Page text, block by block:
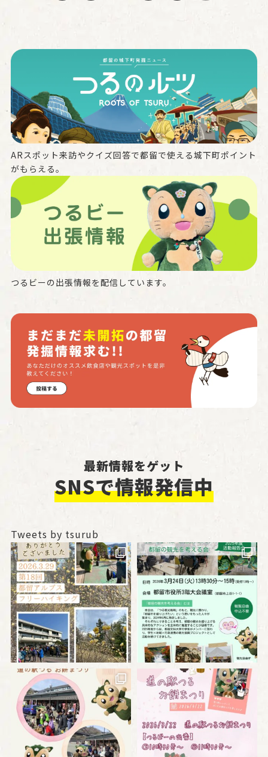
ARスポット来訪やクイズ回答で都留で使える城下町ポイント
がもらえる。
つるビーの出張情報を配信しています。
最新情報をゲット
SNSで情報発信中
Tweets by tsurub